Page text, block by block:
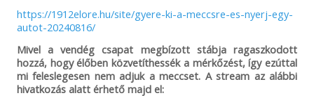
https://1912elore.hu/site/gyere-ki-a-meccsre-es-nyerj-egy-
autot-20240816/
Mivel a vendég csapat megbízott stábja ragaszkodott
hozzá, hogy élőben közvetíthessék a mérkőzést, így ezúttal
mi feleslegesen nem adjuk a meccset. A stream az alábbi
hivatkozás alatt érhető majd el: